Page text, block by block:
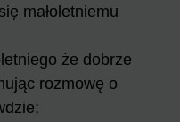
małoletniemu
że dobrze
rozmowę o